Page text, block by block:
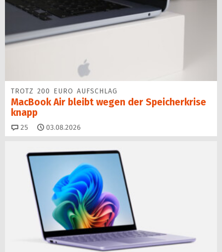
TROTZ 200 EURO AUFSCHLAG
MacBook Air bleibt wegen der Speicherkrise
knapp
25 Kommentare
03.08.2026